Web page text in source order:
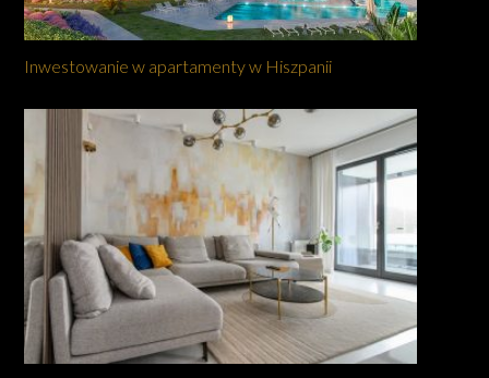
Inwestowanie w apartamenty w Hiszpanii